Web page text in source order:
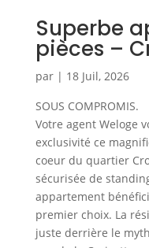
Superbe
pièces –
par | 18 Juil, 2026
SOUS COMPROMIS.
Votre agent Weloge
exclusivité ce
coeur du quartier
sécurisée de
appartement
premier choix. La
juste derrière le